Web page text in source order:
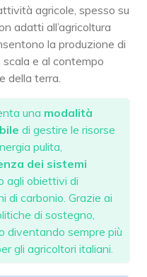
agricole, spesso su
adatti all’agricoltura
la produzione di
e al contempo
della terra.
una modalità
di gestire le risorse
pulita,
dei sistemi
agli obiettivi di
di carbonio. Grazie ai
di sostegno,
diventando sempre più
gli agricoltori italiani.